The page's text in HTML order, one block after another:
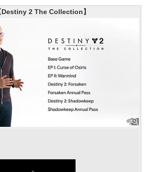
Destiny 2 The Collection】